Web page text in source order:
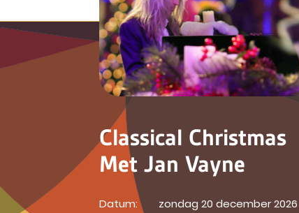
Classical Christmas
Met Jan Vayne
Datum:
zondag 20 december 2026